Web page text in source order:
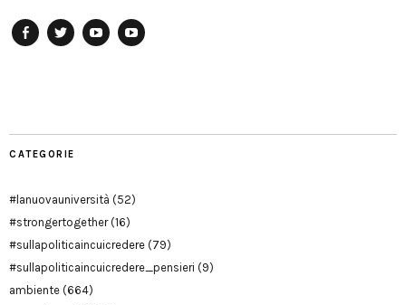
CATEGORIE
#lanuovauniversità (52)
#strongertogether(16)
#sullapoliticaincuicredere (79)
#sullapoliticaincuicredere_pensieri (9)
ambiente (664)